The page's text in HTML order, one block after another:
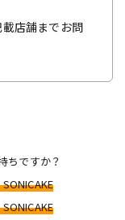
店舗までお問
ちですか？